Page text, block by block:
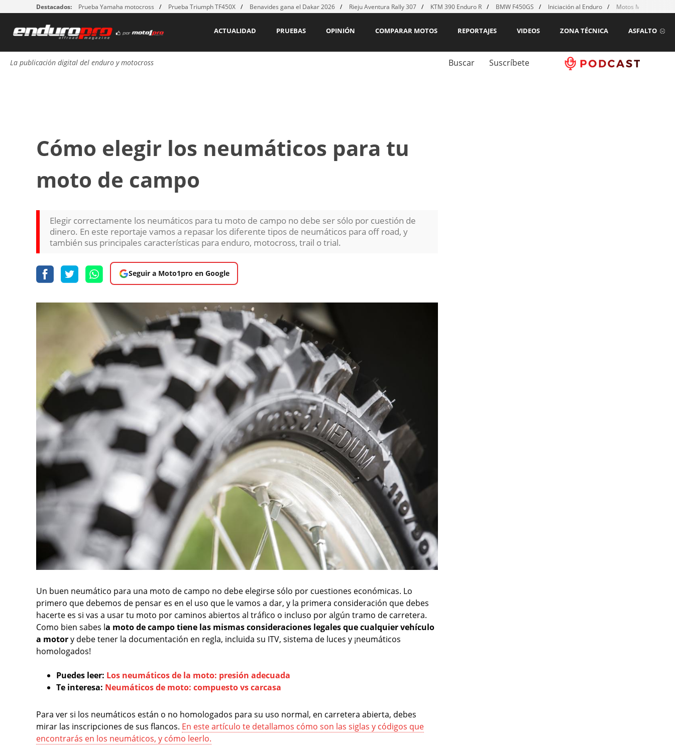
Destacados: Prueba Yamaha motocross Prueba Triumph TF450X Benavides gana el Dakar 2026 Rieju Aventura Rally 307 KTM 390 Enduro R BMW F450GS Iniciación al Enduro Motos MX para
ASFALTO
ZONA TÉCNICA
VIDEOS
REPORTAJES
COMPARAR MOTOS
OPINIÓN
PRUEBAS
ACTUALIDAD
La publicación digital del enduro y motocross Buscar Suscríbete
Cómo elegir los neumáticos para tu
moto de campo
Elegir correctamente los neumáticos para tu moto de campo no debe ser sólo por cuestión de
dinero. En este reportaje vamos a repasar los diferente tipos de neumáticos para off road, y
también sus principales características para enduro, motocross, trail o trial.
Seguir a Moto1pro en Google
Un buen neumático para una moto de campo no debe elegirse sólo por cuestiones económicas. Lo
primero que debemos de pensar es en el uso que le vamos a dar, y la primera consideración que debes
hacerte es si vas a usar tu moto por caminos abiertos al tráfico o incluso por algún tramo de carretera.
Como bien sabes la moto de campo tiene las mismas consideraciones legales que cualquier vehículo
a motory debe tener la documentación en regla, incluida su ITV, sistema de luces y ¡neumáticos
homologados!
Puedes leer: Los neumáticos de la moto: presión adecuada
Te interesa: Neumáticos de moto: compuesto vs carcasa
Para ver si los neumáticos están o no homologados para su uso normal, en carretera abierta, debes
mirar las inscripciones de sus flancos. En este artículo te detallamos cómo son las siglas y códigos que
encontrarás en los neumáticos, y cómo leerlo.